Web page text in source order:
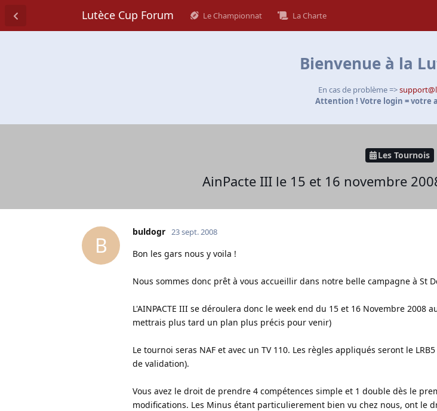
Lutèce Cup Forum Le Championnat La Charte
Bienvenue à la
En cas de problème =>
Attention ! Votre login = votre
Les Tournois
AinPacte III le 15 et 16 novembre
B
buldogr 23 sept. 2008
Bon les gars nous y voila !
Nous sommes donc prêt à vous accueillir dans notre belle campagne à St
L'AINPACTE III se déroulera donc le week end du 15 et 16 Novembre 2008
mettrais plus tard un plan plus précis pour venir)
Le tournoi seras NAF et avec un TV 110. Les règles appliqués seront le
de validation).
Vous avez le droit de prendre 4 compétences simple et 1 double dès le
modifications. Les Minus étant particulierement bien vu chez nous, ont le